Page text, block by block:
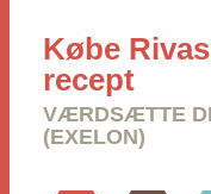
Købe
recept
VÆRDSÆTTE
(EXELON)